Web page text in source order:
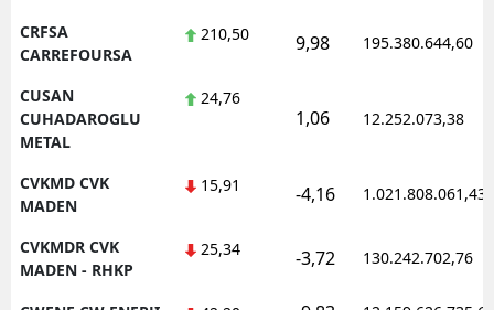
CRFSA
CARREFOURSA
210,50 9,98 195.380.644,60
CUSAN
CUHADAROGLU
METAL
24,76
1,06 12.252.073,38
CVKMD CVK
MADEN
15,91 -4,16 1.021.808.061,43
CVKMDR CVK
MADEN - RHKP
25,34 -3,72 130.242.702,76